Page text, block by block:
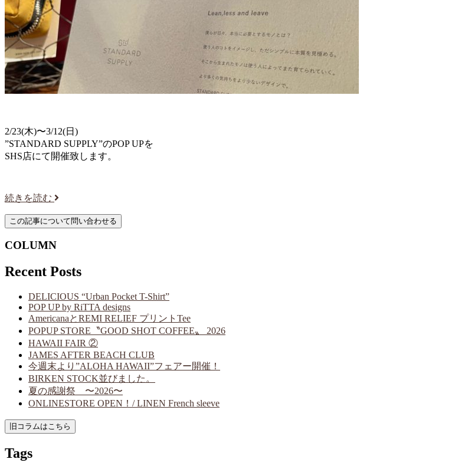
2/23(木)〜3/12(日)
”STANDARD SUPPLY”のPOP UPを
SHS店にて開催致します。
続きを読む
COLUMN
Recent Posts
DELICIOUS “Urban Pocket T-Shirt”
POP UP by RiTTA designs
AmericanaとREMI RELIEF プリントTee
POPUP STORE〝GOOD SHOT COFFEE〟 2026
HAWAII FAIR ②
JAMES AFTER BEACH CLUB
今週末より”ALOHA HAWAII”フェアー開催！
BIRKEN STOCK並びました。
夏の感謝祭 〜2026〜
ONLINESTORE OPEN！/ LINEN French sleeve
Tags